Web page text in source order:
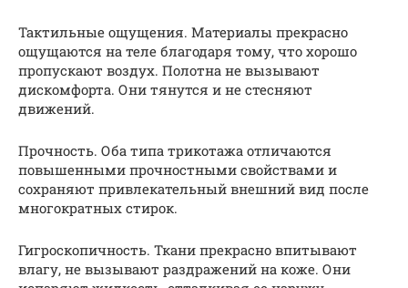
Тактильные ощущения. Материалы прекрасно
ощущаются на теле благодаря тому, что хорошо
пропускают воздух. Полотна не вызывают
дискомфорта. Они тянутся и не стесняют
движений.
Прочность. Оба типа трикотажа отличаются
повышенными прочностными свойствами и
сохраняют привлекательный внешний вид после
многократных стирок.
Гигроскопичность. Ткани прекрасно впитывают
влагу, не вызывают раздражений на коже. Они